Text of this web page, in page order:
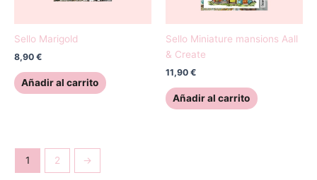
Sello Marigold
8,90 €
Añadir al carrito
Sello Miniature mansions Aall
& Create
11,90 €
Añadir al carrito
1 2 →